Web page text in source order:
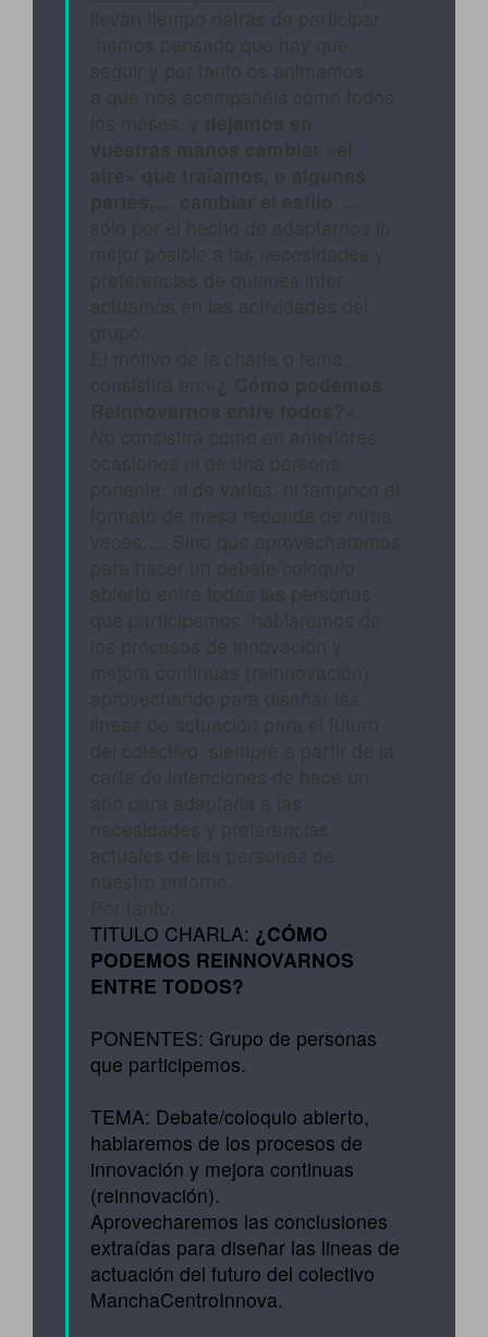
TITULO CHARLA: ¿CÓMO
PODEMOS REINNOVARNOS
ENTRE TODOS?
PONENTES: Grupo de personas
que participemos.
TEMA: Debate/coloquio abierto,
hablaremos de los procesos de
innovación y mejora continuas
(reinnovación).
Aprovecharemos las conclusiones
extraídas para diseñar las lineas de
actuación del futuro del colectivo
ManchaCentroInnova.